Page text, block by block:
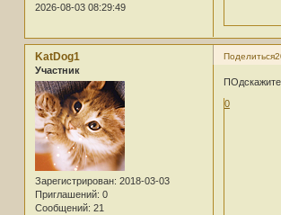
2026-08-03 08:29:49
Поделиться
KatDog1
Участник
Зарегистрирован: 2018-03-03
Приглашений: 0
Сообщений: 21
0